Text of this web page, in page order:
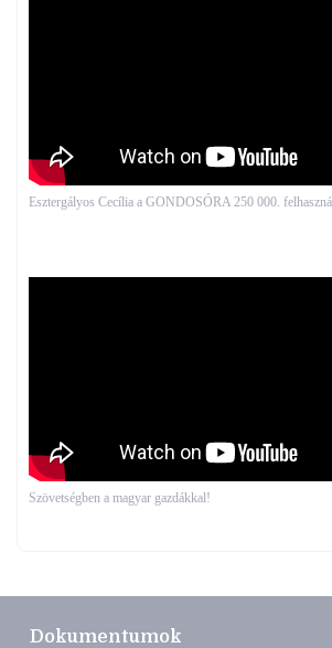
Esztergályos Cecília a GONDOSÓRA 250 000.
Szövetségben a magyar gazdákkal!
Dokumentumok